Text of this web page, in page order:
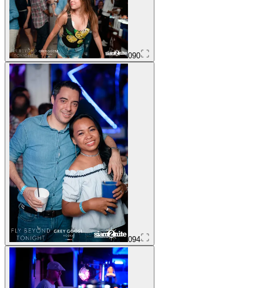
090
094